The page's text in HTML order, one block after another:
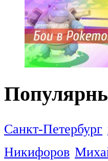
Санкт-Петербург
Никифоров